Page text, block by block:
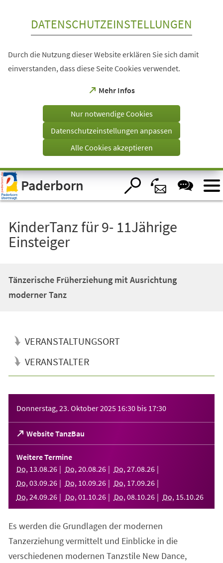
Visuelle
Assistenzsoftware
öffnen.
DATENSCHUTZEINSTELLUNGEN
Durch die Nutzung dieser Website erklären Sie sich damit
einverstanden, dass diese Seite Cookies verwendet.
Mehr Infos
(Öffnet
einem
Tab)
Nur notwendige Cookies
Datenschutzeinstellungen anpassen
Alle Cookies akzeptieren
Paderborn
KinderTanz für 9- 11Jährige
Einsteiger
Tänzerische Früherziehung mit Ausrichtung
moderner Tanz
VERANSTALTUNGSORT
VERANSTALTER
Donnerstag, 23. Oktober 2025 16:30 bis 17:30
Website TanzBau
(Öffnet
in
einem
neuen
Tab)
Weitere Termine
Do, 13.08.26 Do, 20.08.26 Do, 27.08.26
Do, 03.09.26 Do, 10.09.26 Do, 17.09.26
Do, 24.09.26 Do, 01 .10.26 Do, 08.10.26 Do, 15.10.26
Es werden die Grundlagen der modernen
Tanzerziehung vermittelt und Einblicke in die
verschiedenen modernen Tanzstile New Dance,